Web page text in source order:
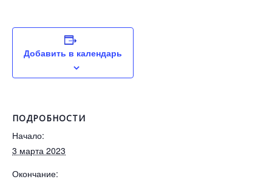
Добавить в календарь
ПОДРОБНОСТИ
Начало:
3 марта 2023
Окончание: